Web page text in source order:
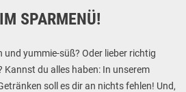
SPARMENÜ!
yummie-süß? Oder lieber richtig
Kannst du alles haben: In unserem
soll es dir an nichts fehlen! Und,